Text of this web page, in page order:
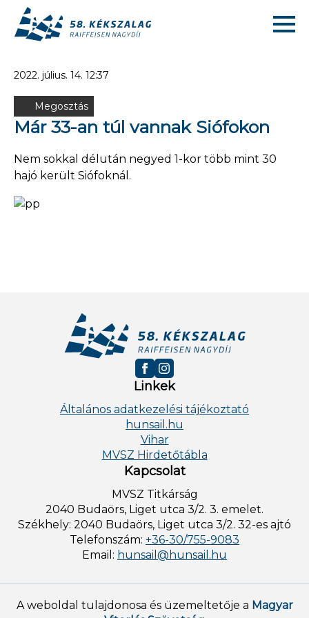
2022. július. 14. 12:37
Megosztás
Már 33-an túl vannak Siófokon
Nem sokkal délután negyed 1-kor több mint 30
hajó került Siófoknál.
Linkek
Általános adatkezelési tájékoztató
hunsail.hu
Vihar
MVSZ Hirdetőtábla
Kapcsolat
MVSZ Titkárság
2040 Budaörs, Liget utca 3/2. 3. emelet.
Székhely: 2040 Budaörs, Liget utca 3/2. 32-es ajtó
Telefonszám: +36-30/755-9083
Email: hunsail@hunsail.hu
A weboldal tulajdonosa és üzemeltetője a Magyar